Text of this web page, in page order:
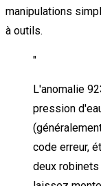
manipulations
à outils.
"
L'anomalie
pression
code erreur,
deux